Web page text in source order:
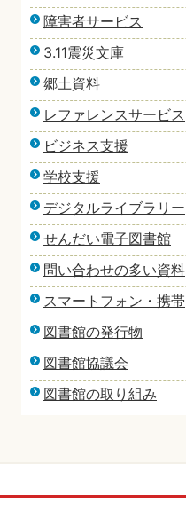
障害者サービス
3.11震災文庫
郷土資料
レファレンスサービス
ビジネス支援
学校支援
デジタルライブラリー
せんだい電子図書館
問い合わせの多い資料
スマートフォン・携帯
図書館の発行物
図書館協議会
図書館の取り組み